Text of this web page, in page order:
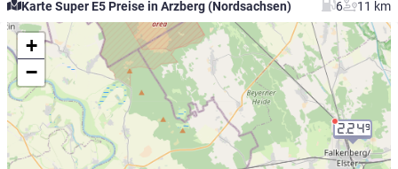
Karte Super E5 Preise in Arzberg (Nordsachsen) 6 11 km
2.249
+
−